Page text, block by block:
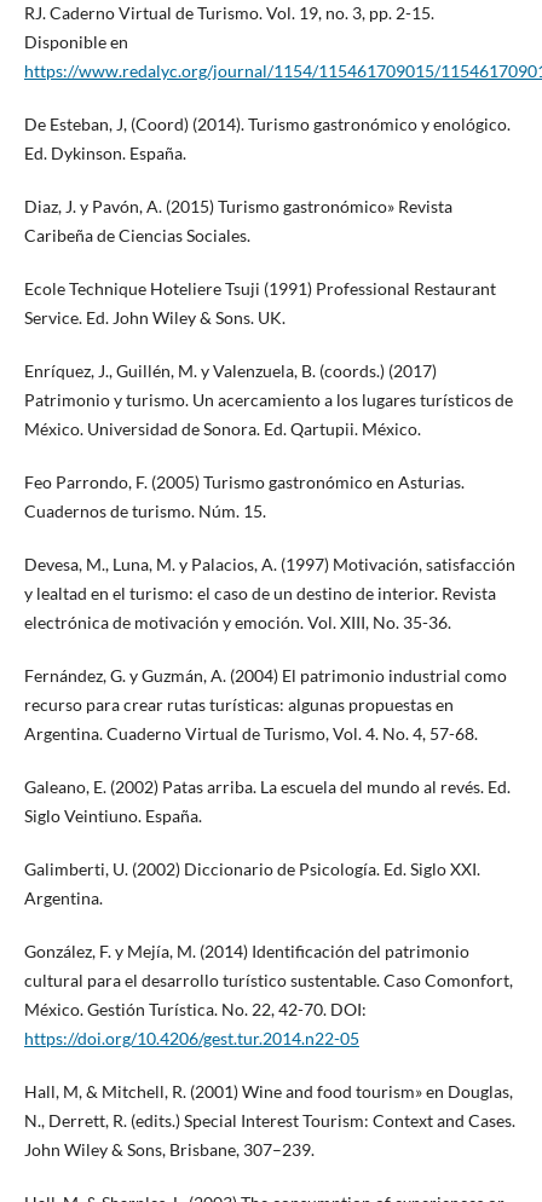
RJ. Caderno Virtual de Turismo. Vol. 19, no. 3, pp. 2-15.
Disponible en
https://www.redalyc.org/journal/1154/115461709015/
De Esteban, J, (Coord) (2014). Turismo gastronómico y enológico.
Ed. Dykinson. España.
Diaz, J. y Pavón, A. (2015) Turismo gastronómico» Revista
Caribeña de Ciencias Sociales.
Ecole Technique Hoteliere Tsuji (1991) Professional Restaurant
Service. Ed. John Wiley & Sons. UK.
Enríquez, J., Guillén, M. y Valenzuela, B. (coords.) (2017)
Patrimonio y turismo. Un acercamiento a los lugares turísticos de
México. Universidad de Sonora. Ed. Qartupii. México.
Feo Parrondo, F. (2005) Turismo gastronómico en Asturias.
Cuadernos de turismo. Núm. 15.
Devesa, M., Luna, M. y Palacios, A. (1997) Motivación, satisfacción
y lealtad en el turismo: el caso de un destino de interior. Revista
electrónica de motivación y emoción. Vol. XIII, No. 35-36.
Fernández, G. y Guzmán, A. (2004) El patrimonio industrial como
recurso para crear rutas turísticas: algunas propuestas en
Argentina. Cuaderno Virtual de Turismo, Vol. 4. No. 4, 57-68.
Galeano, E. (2002) Patas arriba. La escuela del mundo al revés. Ed.
Siglo Veintiuno. España.
Galimberti, U. (2002) Diccionario de Psicología. Ed. Siglo XXI.
Argentina.
González, F. y Mejía, M. (2014) Identificación del patrimonio
cultural para el desarrollo turístico sustentable. Caso Comonfort,
México. Gestión Turística. No. 22, 42-70. DOI:
https://doi.org/10.4206/gest.tur.2014.n22-05
Hall, M, & Mitchell, R. (2001) Wine and food tourism» en Douglas,
N., Derrett, R. (edits.) Special Interest Tourism: Context and Cases.
John Wiley & Sons, Brisbane, 307–239.